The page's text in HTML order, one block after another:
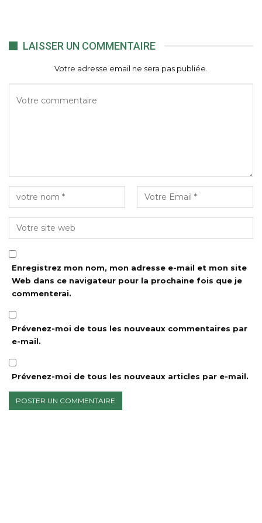
LAISSER UN COMMENTAIRE
Votre adresse email ne sera pas publiée.
Enregistrez mon nom, mon adresse e-mail et mon site
Web dans ce navigateur pour la prochaine fois que je
commenterai.
Prévenez-moi de tous les nouveaux commentaires par
e-mail.
Prévenez-moi de tous les nouveaux articles par e-mail.